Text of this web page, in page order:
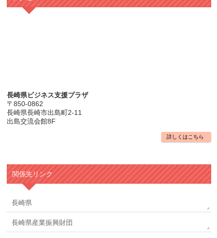
長崎県ビジネス支援プラザ
〒850-0862
長崎県長崎市出島町2-11
出島交流会館8F
詳しくはこちら
関係先リンク
長崎県
長崎県産業振興財団